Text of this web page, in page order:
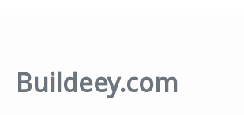
Buildeey.com